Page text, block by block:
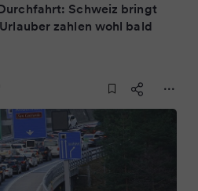
Schweiz bringt
zahlen wohl bald